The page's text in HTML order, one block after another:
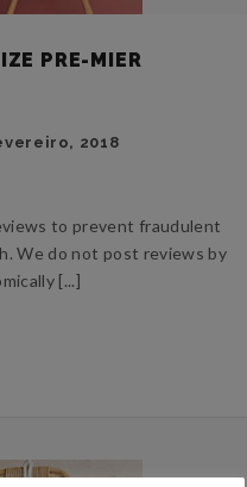
PRE-MIER
2018
to prevent fraudulent
We do not post reviews by
[...]